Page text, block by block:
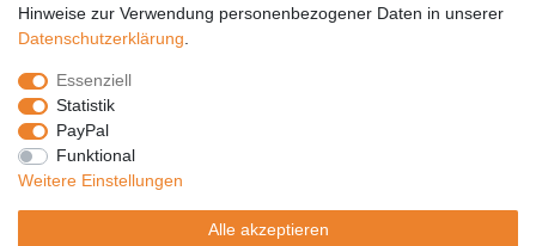
PaketPLUS
SPONSORING
Malchower SV 90
Malchower Wölfe
ZERTIFIKATE
Händlerbund
Hinweise zur Verwendung personenbezogener Daten in unserer
Daten­schutz­erklärung
Essenziell
Statistik
PayPal
Funktional
Weitere Einstellungen
Alle akzeptieren